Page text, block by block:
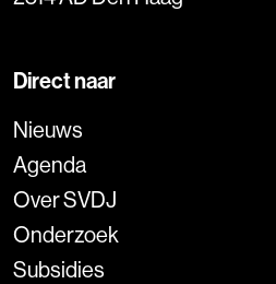
Direct naar
Nieuws
Agenda
Over SVDJ
Onderzoek
Subsidies